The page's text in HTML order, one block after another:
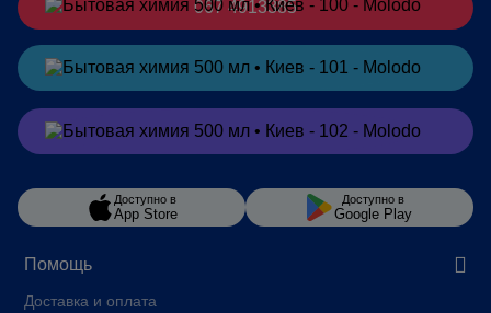
Помощь
Доставка и оплата
067 4913385
Заказатьв Telegram
Заказатьв Viber
Доступно в
App Store
Доступно в
Google Play